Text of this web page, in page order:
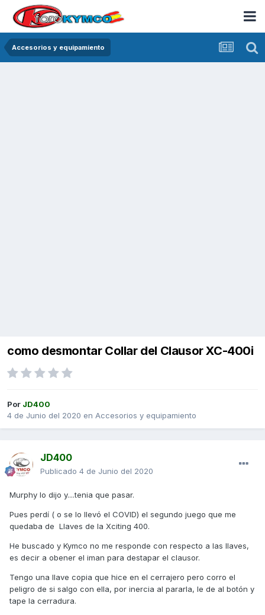
Accesorios y equipamiento
como desmontar Collar del Clausor XC-400i
Por JD400
4 de Junio del 2020 en Accesorios y equipamiento
JD400
Publicado 4 de Junio del 2020
Murphy lo dijo y....tenia que pasar.
Pues perdí ( o se lo llevó el COVID) el segundo juego que me
quedaba de Llaves de la Xciting 400.
He buscado y Kymco no me responde con respecto a las llaves,
es decir a obener el iman para destapar el clausor.
Tengo una llave copia que hice en el cerrajero pero corro el
peligro de si salgo con ella, por inercia al pararla, le de al botón y
tape la cerradura.